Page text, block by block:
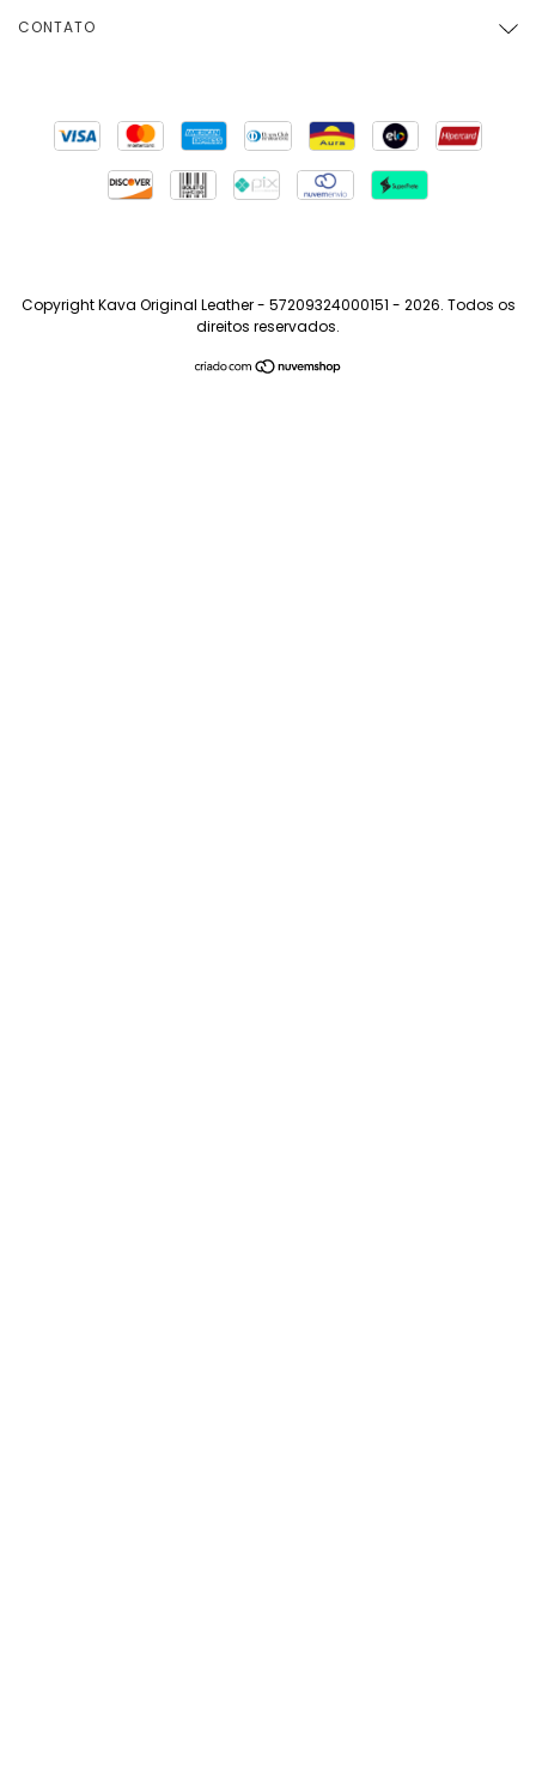
CONTATO
Copyright Kava Original Leather - 57209324000151 - 2026. Todos os
direitos reservados.